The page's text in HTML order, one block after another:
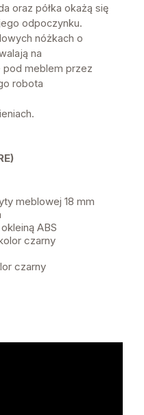
oraz półka okażą się
odpoczynku.
nóżkach o
na
pod meblem przez
robota
meblowej 18 mm
ABS
czarny
czarny